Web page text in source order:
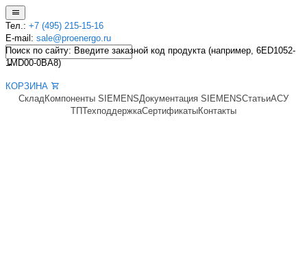
Тел.: +7 (495) 215-15-16
E-mail: sale@proenergo.ru
Поиск по сайту: Введите заказной код продукта (например, 6ED1052-
1MD00-0BA8)
КОРЗИНА
СкладКомпоненты SIEMENSДокументация SIEMENSСтатьиАСУ
ТПТехподдержкаСертификатыКонтакты